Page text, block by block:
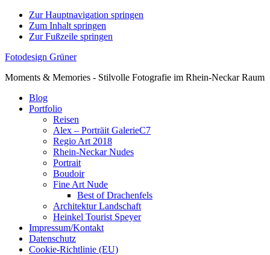
Zur Hauptnavigation springen
Zum Inhalt springen
Zur Fußzeile springen
Fotodesign Grüner
Moments & Memories - Stilvolle Fotografie im Rhein-Neckar Raum
Blog
Portfolio
Reisen
Alex – Porträit GalerieC7
Regio Art 2018
Rhein-Neckar Nudes
Portrait
Boudoir
Fine Art Nude
Best of Drachenfels
Architektur Landschaft
Heinkel Tourist Speyer
Impressum/Kontakt
Datenschutz
Cookie-Richtlinie (EU)